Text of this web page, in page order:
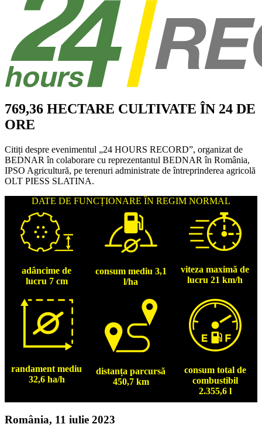
769,36 HECTARE CULTIVATE ÎN 24 DE
ORE
Citiți despre evenimentul „24 HOURS RECORD”, organizat de
BEDNAR în colaborare cu reprezentantul BEDNAR în România,
IPSO Agricultură, pe terenuri administrate de întreprinderea agricolă
OLT PIESS SLATINA.
DATE DE FUNCȚIONARE ÎN REGIM NORMAL
adâncime de
lucru 7 cm
consum mediu 3,1
l/ha
viteza maximă de
lucru 21 km/h
randament mediu
32,6 ha/h
distanța parcursă
450,7 km
consum total de
combustibil
2.355,6 l
România, 11 iulie 2023